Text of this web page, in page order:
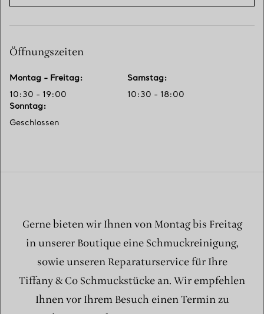
Öffnungszeiten
Montag - Freitag:
10:30 - 19:00
Samstag:
10:30 - 18:00
Sonntag:
Geschlossen
Gerne bieten wir Ihnen von Montag bis Freitag
in unserer Boutique eine Schmuckreinigung,
sowie unseren Reparaturservice für Ihre
Tiffany & Co Schmuckstücke an. Wir empfehlen
Ihnen vor Ihrem Besuch einen Termin zu